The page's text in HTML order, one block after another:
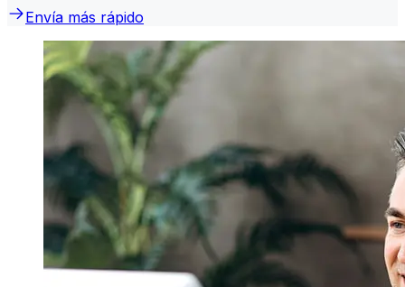
Envía más rápido